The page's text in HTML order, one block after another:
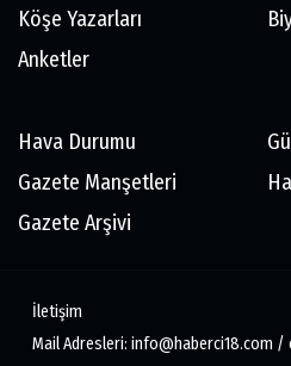
Köşe Yazarları
Anketler
Hava Durumu
Gazete Manşetleri
Gazete Arşivi
İletişim
Mail Adresleri: info@haberci18.com